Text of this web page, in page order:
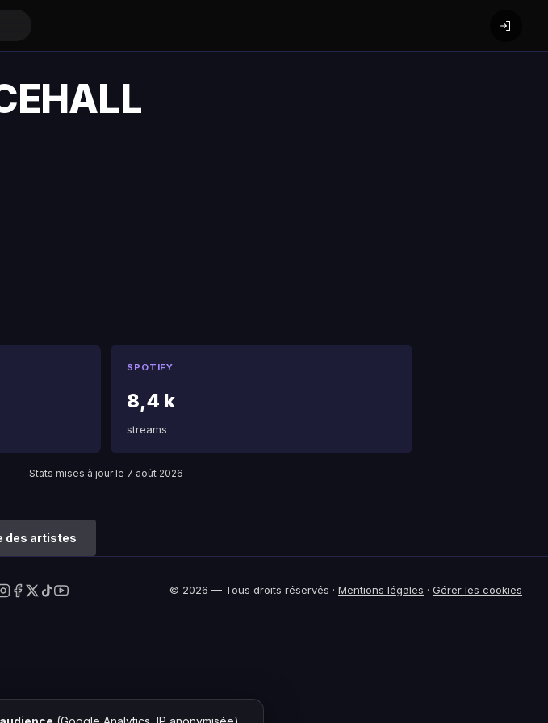
SPOTIFY
8,4 k
streams
Stats mises à jour le 7 août 2026
des artistes
© 2026 — Tous droits réservés · Mentions légales · Gérer les cookies